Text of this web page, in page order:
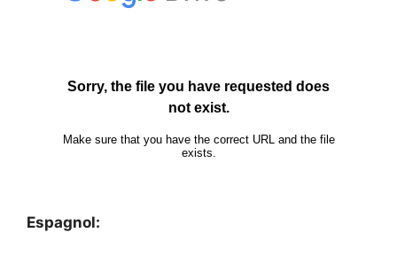
Espagnol: